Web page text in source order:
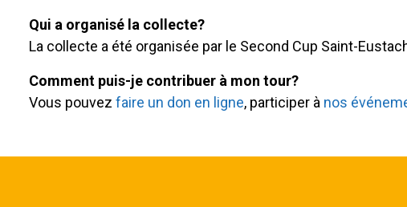
Qui a organisé la collecte?
La collecte a été organisée par le Second Cup Saint-
Comment puis-je contribuer à mon tour?
Vous pouvez faire un don en ligne, participer à nos